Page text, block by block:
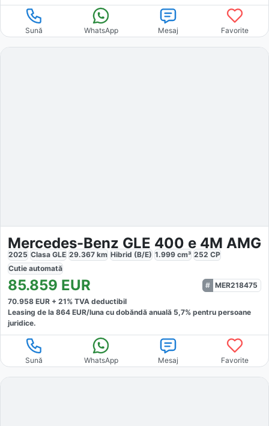
Sună WhatsApp Mesaj Favorite
Mercedes-Benz GLE 400 e 4M AMG
2025 Clasa GLE 29.367 km Hibrid (B/E) 1.999 cm³ 252 CP
Cutie automată
85.859 EUR
MER218475
70.958 EUR + 21% TVA deductibil
Leasing de la 864 EUR/luna cu dobăndă anuală 5,7% pentru persoane
juridice.
Sună WhatsApp Mesaj Favorite